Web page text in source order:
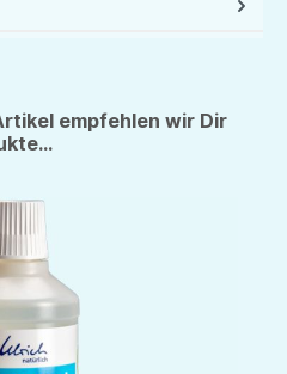
empfehlen wir Dir